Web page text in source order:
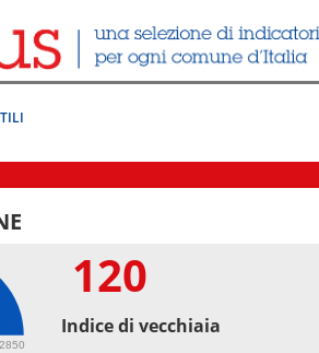
2850
120
Indice di vecchiaia